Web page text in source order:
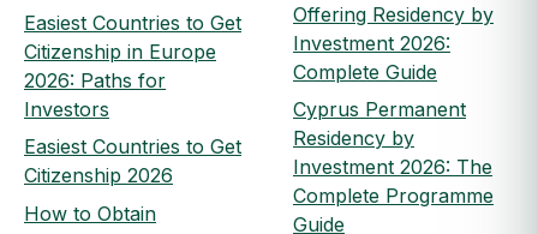
Easiest Countries to Get
Citizenship in Europe
2026: Paths for
Investors
Easiest Countries to Get
Citizenship 2026
How to Obtain
Offering Residency by
Investment 2026:
Complete Guide
Cyprus Permanent
Residency by
Investment 2026: The
Complete Programme
Guide